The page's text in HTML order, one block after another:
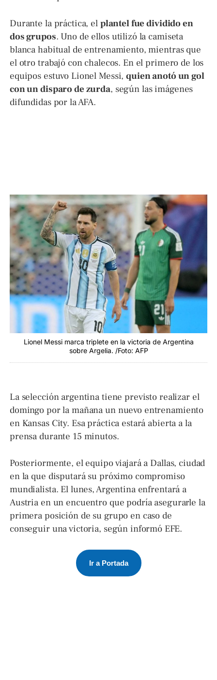
Durante la práctica, el plantel fue dividido en
dos grupos. Uno de ellos utilizó la camiseta
blanca habitual de entrenamiento, mientras que
el otro trabajó con chalecos. En el primero de los
equipos estuvo Lionel Messi,quien anotó un gol
con un disparo de zurda, según las imágenes
difundidas por la AFA.
Lionel Messi marca triplete en la victoria de Argentina
sobre Argelia. /Foto: AFP
La selección argentina tiene previsto realizar el
domingo por la mañana un nuevo entrenamiento
en Kansas City. Esa práctica estará abierta a la
prensa durante 15 minutos.
Posteriormente, el equipo viajará a Dallas, ciudad
en la que disputará su próximo compromiso
mundialista. El lunes, Argentina enfrentará a
Austria en un encuentro que podría asegurarle la
primera posición de su grupo en caso de
conseguir una victoria, según informó EFE.
Ir a Portada